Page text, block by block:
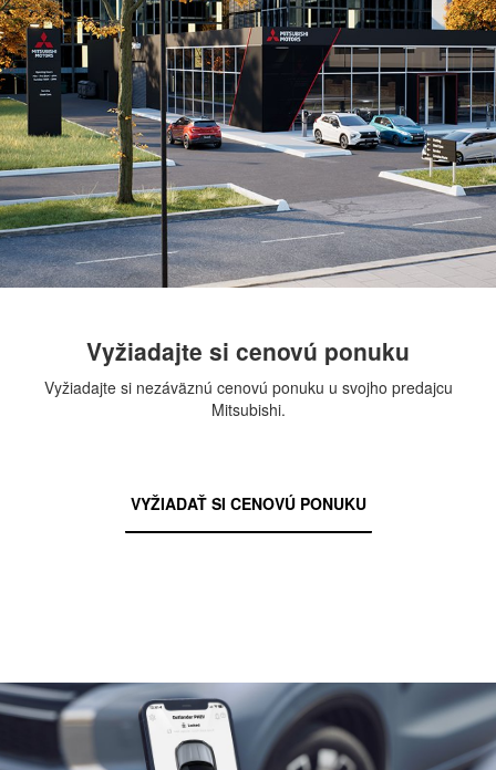
Vyžiadajte si cenovú ponuku
Vyžiadajte si nezáväznú cenovú ponuku u svojho predajcu
Mitsubishi.
VYŽIADAŤ SI CENOVÚ PONUKU